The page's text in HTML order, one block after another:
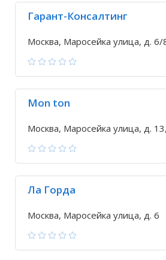
Гарант-Консалтинг
Москва, Маросейка улица, д. 6/
Mon ton
Москва, Маросейка улица, д.
Ла Горда
Москва, Маросейка улица, д. 6